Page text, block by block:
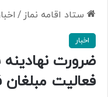
ستاد اقامه نماز /
اخبار
ضرورت
فعالیت